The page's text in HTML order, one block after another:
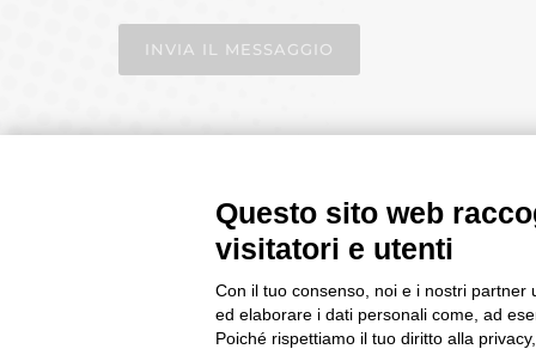
INVIA IL MESSAGGIO
P.IVA 02330030129 | CAPITALE I.V. €100.000
Questo sito web
visitatori e utenti
Con il tuo consenso, noi e i nostri
ed elaborare i dati personali come, ad
Poiché rispettiamo il tuo diritto alla